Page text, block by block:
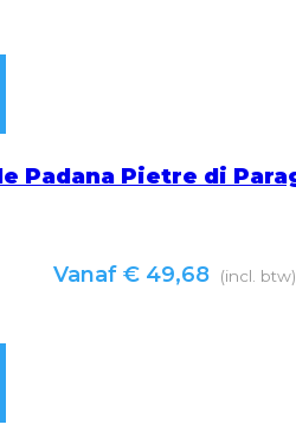
Padana Pietre di
Vanaf€ 49,68 (incl. btw)